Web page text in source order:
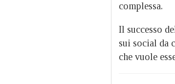
complessa.
Il successo
sui social da
che vuole